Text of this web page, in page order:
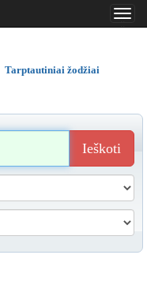
..
..
Tarptautiniai žodžiai
Ieškoti